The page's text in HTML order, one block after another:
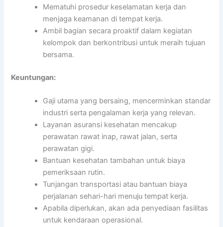
Mematuhi prosedur keselamatan kerja dan
menjaga keamanan di tempat kerja.
Ambil bagian secara proaktif dalam kegiatan
kelompok dan berkontribusi untuk meraih tujuan
bersama.
Keuntungan:
Gaji utama yang bersaing, mencerminkan standar
industri serta pengalaman kerja yang relevan.
Layanan asuransi kesehatan mencakup
perawatan rawat inap, rawat jalan, serta
perawatan gigi.
Bantuan kesehatan tambahan untuk biaya
pemeriksaan rutin.
Tunjangan transportasi atau bantuan biaya
perjalanan sehari-hari menuju tempat kerja.
Apabila diperlukan, akan ada penyediaan fasilitas
untuk kendaraan operasional.